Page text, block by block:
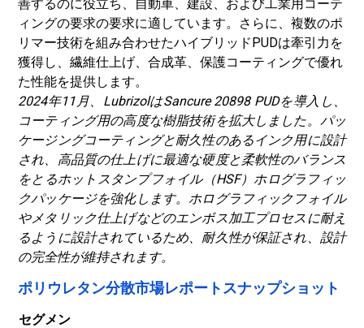
善するのに役立ち、自動車、建設、および工業用コーテ
ィングの要求の要求に適しています。さらに、複数のポ
リマー技術を組み合わせたハイブリッドPUDは牽引力を
獲得し、繊維仕上げ、合成革、保護コーティングで優れ
た性能を提供します。
2024年11月、LubrizolはSancure 20898 PUDを導入し、
コーティング用の高度な樹脂技術を拡大しました。パッ
ケージングコーティングと耐久性のあるインク用に設計
され、高品質の仕上げに最適な硬度と柔軟性のバランス
をとるホットスタンプフォイル（HSF）ホログラフィッ
クパッケージを強化します。ホログラフィックフォイル
やメタリック仕上げなどのエンボス加工プロセスに耐え
るように設計されているため、耐久性が保証され、設計
の完全性が維持されます。
ポリウレタン分散市場レポートスナップショット
セグメン